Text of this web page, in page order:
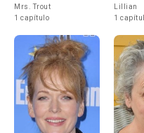
Mrs. Trout
1 capítulo
Lillian
1